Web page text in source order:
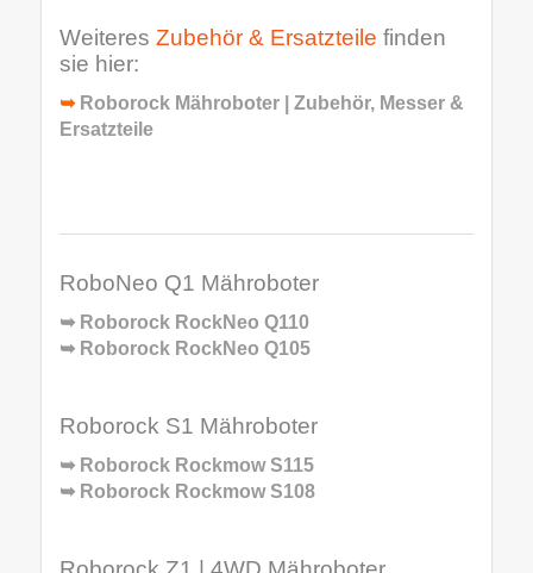
Weiteres Zubehör & Ersatzteile finden
sie hier:
➥ Roborock Mähroboter | Zubehör, Messer &
Ersatzteile
RoboNeo Q1 Mähroboter
➥ Roborock RockNeo Q110
➥ Roborock RockNeo Q105
Roborock S1 Mähroboter
➥ Roborock Rockmow S115
➥ Roborock Rockmow S108